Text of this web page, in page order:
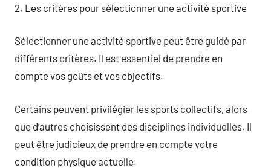
2. Les critères pour sélectionner une activité sportive
Sélectionner une activité sportive peut être guidé par
différents critères. Il est essentiel de prendre en
compte vos goûts et vos objectifs.
Certains peuvent privilégier les sports collectifs, alors
que d’autres choisissent des disciplines individuelles. Il
peut être judicieux de prendre en compte votre
condition physique actuelle.